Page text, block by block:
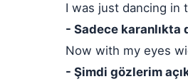
I was just dancing in
- Sadece karanlıkta
Now with my eyes
- Şimdi gözlerim